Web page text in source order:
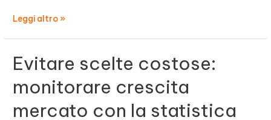
Come
Musk
la
tua
Leggi altro »
Evitare scelte costose:
monitorare crescita
mercato con la statistica